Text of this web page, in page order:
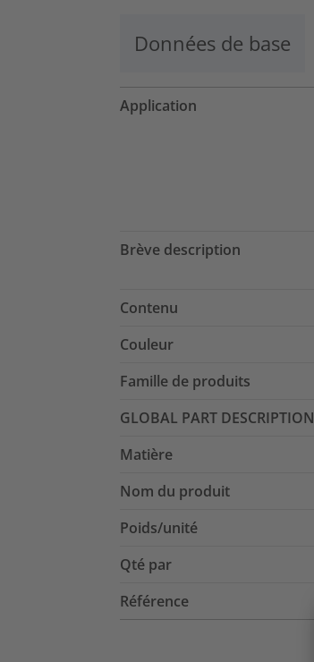
Données de base
Application
Brève description
Contenu
Couleur
Famille de produits
GLOBAL PART DESCRIPTION
Matière
Nom du produit
Poids/unité
Qté par
Référence